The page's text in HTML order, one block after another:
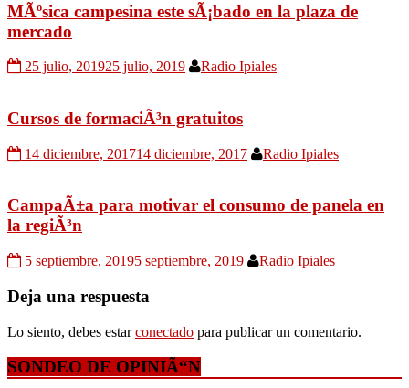
MÃºsica campesina este sÃ¡bado en la plaza de
mercado
25 julio, 201925 julio, 2019 Radio Ipiales
Cursos de formaciÃ³n gratuitos
14 diciembre, 201714 diciembre, 2017 Radio Ipiales
CampaÃ±a para motivar el consumo de panela en
la regiÃ³n
5 septiembre, 20195 septiembre, 2019 Radio Ipiales
Deja una respuesta
Lo siento, debes estarconectado para publicar un comentario.
SONDEO DE OPINIÃ“N